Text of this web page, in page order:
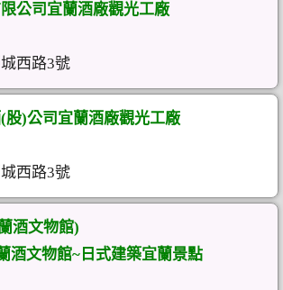
公司宜蘭酒廠觀光工廠
西路3號
股)公司宜蘭酒廠觀光工廠
西路3號
酒文物館)
酒文物館~日式建築宜蘭景點